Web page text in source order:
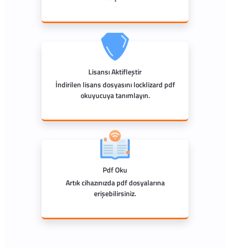
Lisansı Aktifleştir
İndirilen lisans dosyasını locklizard pdf
okuyucuya tanımlayın.
Pdf Oku
Artık cihazınızda pdf dosyalarına
erişebilirsiniz.